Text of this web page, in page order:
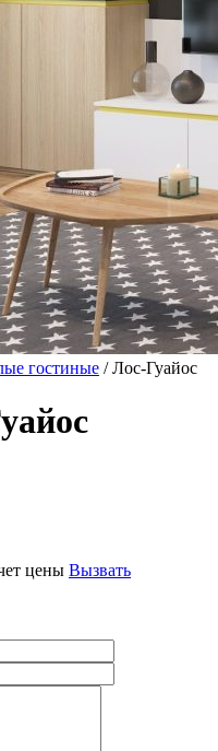
гостиные / Лос-Гуайос
цены Вызвать